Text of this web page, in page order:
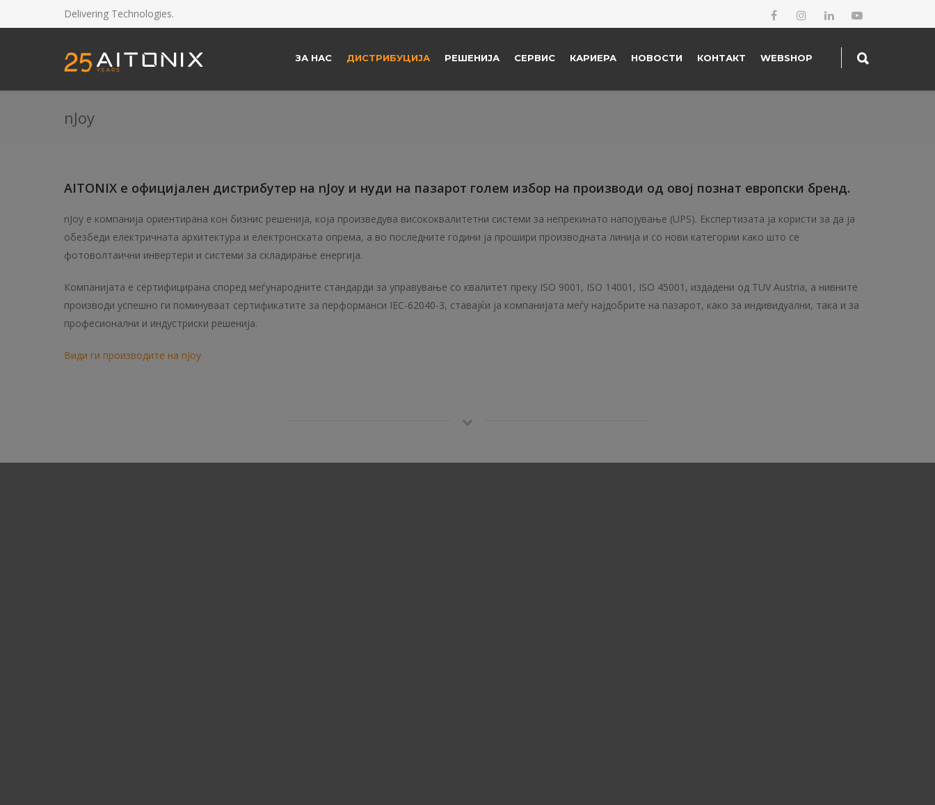
Delivering Technologies.
ЗА НАС ДИСТРИБУЦИЈА РЕШЕНИЈА СЕРВИС КАРИЕРА НОВОСТИ КОНТАКТ WEBSHOP
nJoy
AITONIX е официјален дистрибутер на nJoy и нуди на пазарот голем избор на производи од овој познат европски бренд.
nJoy е компанија ориентирана кон бизнис решенија, која произведува висококвалитетни системи за непрекинато напојување (UPS). Експертизата ја користи за да ја
обезбеди електричната архитектура и електронската опрема, а во последните години ја прошири производната линија и со нови категории како што се
фотоволтаични инвертери и системи за складирање енергија.
Компанијата e сертифицирана според меѓународните стандарди за управување со квалитет преку ISO 9001, ISO 14001, ISO 45001, издадени од TUV Austria, а нивните
производи успешно ги поминуваат сертификатите за перформанси IEC-62040-3, ставајќи ја компанијата меѓу најдобрите на пазарот, како за индивидуални, така и за
професионални и индустриски решенија.
Види ги производите на nJoy